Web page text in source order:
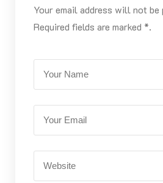
Your email address will not be
Required fields are marked *.